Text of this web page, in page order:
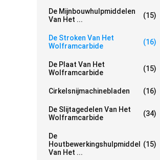
De Mijnbouwhulpmiddelen
Van Het ...
(15)
De Stroken Van Het
Wolframcarbide
(16)
De Plaat Van Het
Wolframcarbide
(15)
Cirkelsnijmachinebladen (16)
De Slijtagedelen Van Het
Wolframcarbide
(34)
De
Houtbewerkingshulpmiddel
Van Het ...
(15)